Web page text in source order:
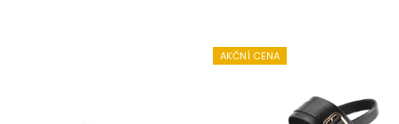
AKČNÍ CENA